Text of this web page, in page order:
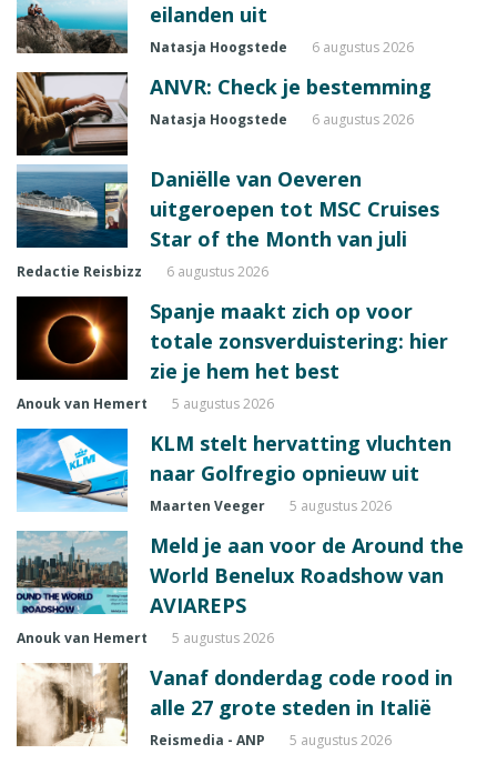
eilanden uit
Natasja Hoogstede 6 augustus 2026
ANVR: Check je bestemming
Natasja Hoogstede 6 augustus 2026
Daniëlle van Oeveren
uitgeroepen tot MSC Cruises
Star of the Month van juli
Redactie Reisbizz 6 augustus 2026
Spanje maakt zich op voor
totale zonsverduistering: hier
zie je hem het best
Anouk van Hemert 5 augustus 2026
KLM stelt hervatting vluchten
naar Golfregio opnieuw uit
Maarten Veeger 5 augustus 2026
Meld je aan voor de Around the
World Benelux Roadshow van
AVIAREPS
Anouk van Hemert 5 augustus 2026
Vanaf donderdag code rood in
alle 27 grote steden in Italië
Reismedia - ANP 5 augustus 2026